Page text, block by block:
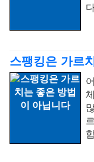
스팽킹은 가르